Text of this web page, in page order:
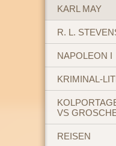
KARL MAY
R. L.
NAPOLEON I
KRIMINAL-
VS
REISEN